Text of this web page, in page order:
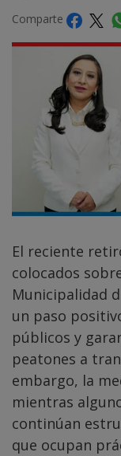
Comparte
El reciente
colocados
Municipalidad
un paso
públicos y
peatones a
embargo, la
mientras
continúan
que ocupan